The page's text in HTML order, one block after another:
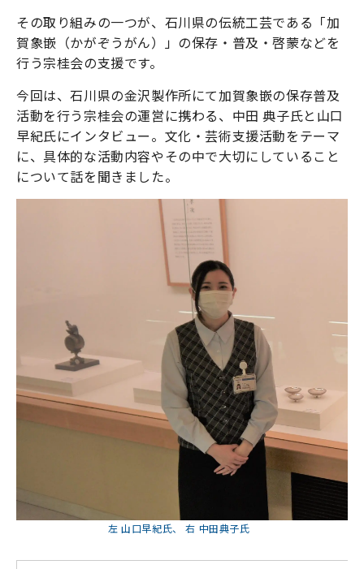
その取り組みの一つが、石川県の伝統工芸である「加
賀象嵌（かがぞうがん）」の保存・普及・啓蒙などを
行う宗桂会の支援です。
今回は、石川県の金沢製作所にて加賀象嵌の保存普及
活動を行う宗桂会の運営に携わる、中田 典子氏と山口
早紀氏にインタビュー。文化・芸術支援活動をテーマ
に、具体的な活動内容やその中で大切にしていること
について話を聞きました。
左 山口早紀氏、 右 中田典子氏